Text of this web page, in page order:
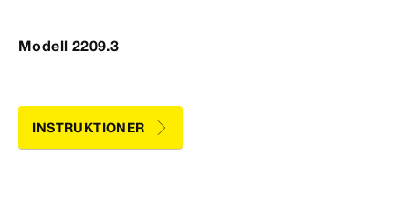
Modell 2209.3
INSTRUKTIONER